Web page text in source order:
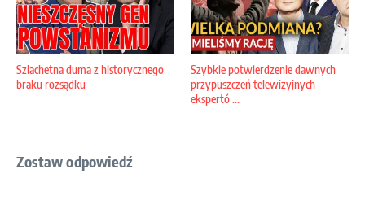
Szlachetna duma z historycznego
braku rozsądku
Szybkie potwierdzenie dawnych
przypuszczeń telewizyjnych
ekspertó ...
Zostaw odpowiedź